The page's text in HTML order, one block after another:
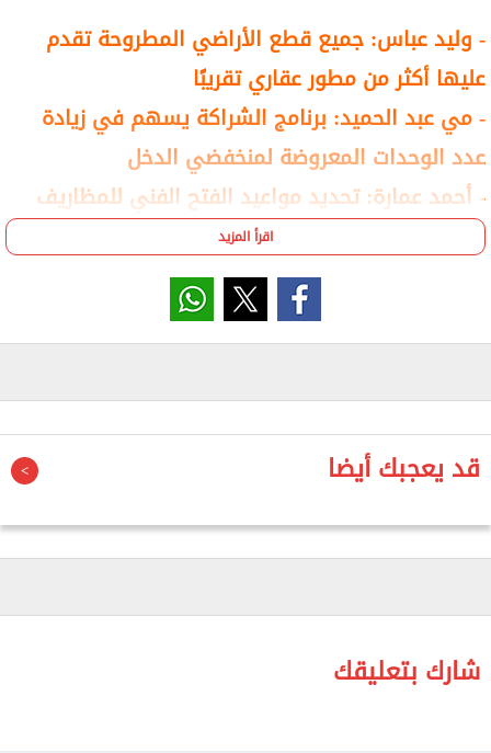
- وليد عباس: جميع قطع الأراضي المطروحة تقدم
عليها أكثر من مطور عقاري تقريبًا
- مي عبد الحميد: برنامج الشراكة يسهم في زيادة
عدد الوحدات المعروضة لمنخفضي الدخل
- أحمد عمارة: تحديد مواعيد الفتح الفني للمظاريف
المغلقة المقدمة من المطورين العقاريين
أعلنت المهندسة راندة المنشاوي، وزيرة الإسكان
والمرافق والمجتمعات العمرانية، غلق باب التقديم
وشراء كراسات شروط وحدات الشراكة مع
وأشارت المنشاوي، في بيان اليوم لوزارة الإسكان، إلى
وقال الدكتور وليد عباس، نائب وزيرة الإسكان للمجتمعات
تقدم أكثر من مطور عقاري لحجزها.
اقرأ المزيد
قد يعجبك أيضا
شارك بتعليقك